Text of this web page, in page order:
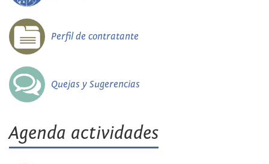
Perfil de contratante
Quejas y Sugerencias
Agenda actividades